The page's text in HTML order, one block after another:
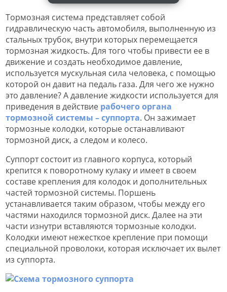
Тормозная система представляет собой
гидравлическую часть автомобиля, выполненную из
стальных трубок, внутри которых перемещается
тормозная жидкость. Для того чтобы привести ее в
движение и создать необходимое давление,
используется мускульная сила человека, с помощью
которой он давит на педаль газа. Для чего же нужно
это давление? А давление жидкости используется для
приведения в действие рабочего органа
тормозной системы – суппорта. Он зажимает
тормозные колодки, которые останавливают
тормозной диск, а следом и колесо.
Суппорт состоит из главного корпуса, который
крепится к поворотному кулаку и имеет в своем
составе крепления для колодок и дополнительных
частей тормозной системы. Поршень
устанавливается таким образом, чтобы между его
частями находился тормозной диск. Далее на эти
части изнутри вставляются тормозные колодки.
Колодки имеют нежесткое крепление при помощи
специальной проволоки, которая исключает их вылет
из суппорта.